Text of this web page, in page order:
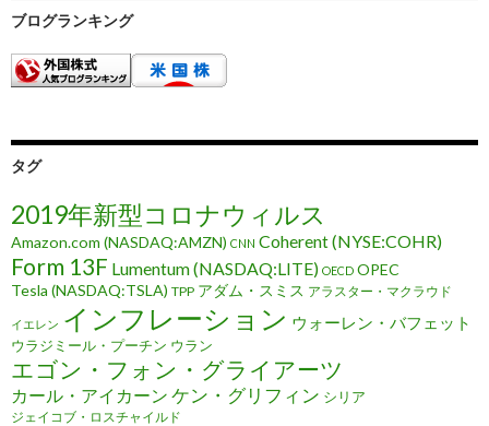
ブログランキング
タグ
2019年新型コロナウィルス
Amazon.com (NASDAQ:AMZN) CNN Coherent (NYSE:COHR)
Form 13F Lumentum (NASDAQ:LITE) OECD OPEC
Tesla (NASDAQ:TSLA) TPP アダム・スミス アラスター・マクラウド
イエレン インフレーション ウォーレン・バフェット
ウラジミール・プーチン ウラン
エゴン・フォン・グライアーツ
カール・アイカーン ケン・グリフィン シリア
ジェイコブ・ロスチャイルド